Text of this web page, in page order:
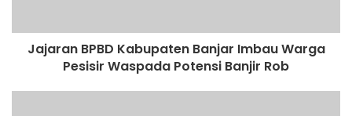
Jajaran BPBD Kabupaten Banjar Imbau Warga
Pesisir Waspada Potensi Banjir Rob